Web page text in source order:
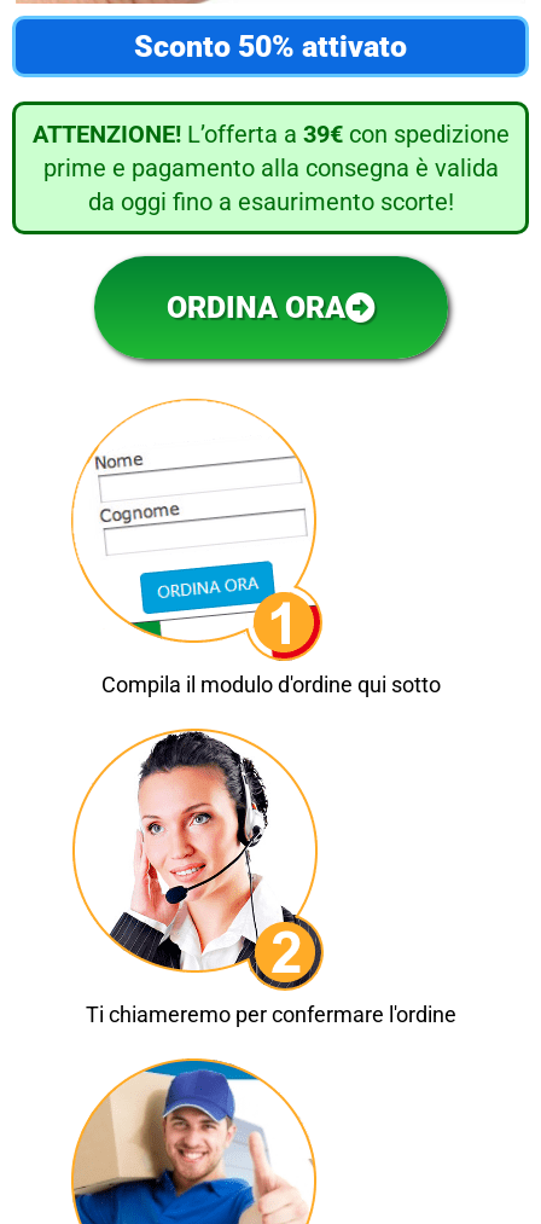
Sconto 50% attivato
ATTENZIONE!L’offerta a 39€con spedizione
prime e pagamento alla consegna è valida
da oggi fino a esaurimento scorte!
ORDINA ORA
Compila il modulo d'ordine qui sotto
Ti chiameremo per confermare l'ordine